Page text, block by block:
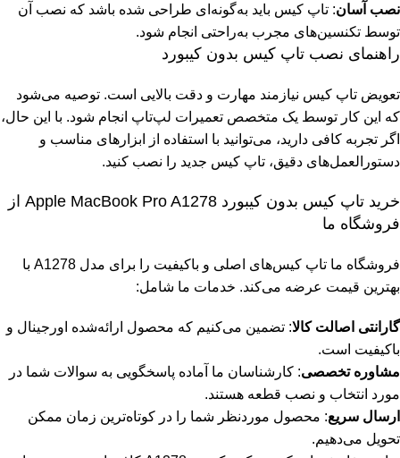
نصب آسان: تاپ کیس باید به‌گونه‌ای طراحی شده باشد که نصب آن
توسط تکنسین‌های مجرب به‌راحتی انجام شود.
راهنمای نصب تاپ کیس بدون کیبورد
تعویض تاپ کیس نیازمند مهارت و دقت بالایی است. توصیه می‌شود
که این کار توسط یک متخصص تعمیرات لپ‌تاپ انجام شود. با این حال،
اگر تجربه کافی دارید، می‌توانید با استفاده از ابزارهای مناسب و
دستورالعمل‌های دقیق، تاپ کیس جدید را نصب کنید.
خرید تاپ کیس بدون کیبورد Apple MacBook Pro A1278 از
فروشگاه ما
فروشگاه ما تاپ کیس‌های اصلی و باکیفیت را برای مدل A1278 با
بهترین قیمت عرضه می‌کند. خدمات ما شامل:
گارانتی اصالت کالا: تضمین می‌کنیم که محصول ارائه‌شده اورجینال و
باکیفیت است.
مشاوره تخصصی: کارشناسان ما آماده پاسخگویی به سوالات شما در
مورد انتخاب و نصب قطعه هستند.
ارسال سریع: محصول موردنظر شما را در کوتاه‌ترین زمان ممکن
تحویل می‌دهیم.